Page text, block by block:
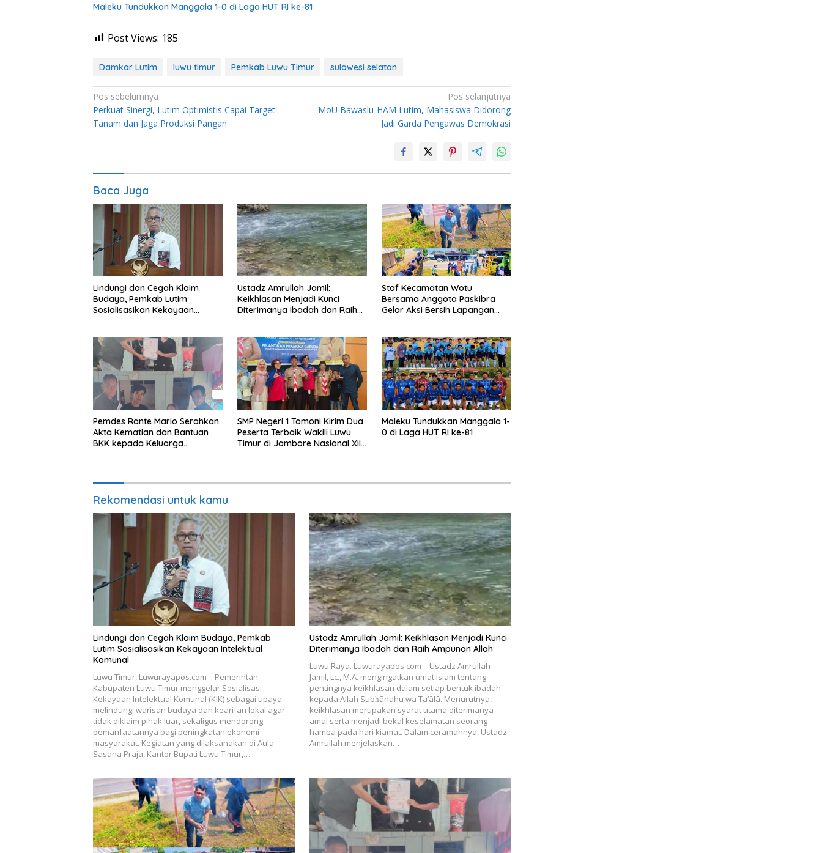
Maleku Tundukkan Manggala 1-0 di Laga HUT RI ke-81
Post Views: 185
Damkar Lutim luwu timur Pemkab Luwu Timur sulawesi selatan
Navigasi
pos
Pos sebelumnya
Perkuat Sinergi, Lutim Optimistis Capai Target
Tanam dan Jaga Produksi Pangan
Pos selanjutnya
MoU Bawaslu-HAM Lutim, Mahasiswa Didorong
Jadi Garda Pengawas Demokrasi
Baca Juga
Lindungi dan Cegah Klaim
Budaya, Pemkab Lutim
Sosialisasikan Kekayaan
Ustadz Amrullah Jamil:
Keikhlasan Menjadi Kunci
Diterimanya Ibadah dan Raih
Staf Kecamatan Wotu
Bersama Anggota Paskibra
Gelar Aksi Bersih Lapangan
Pemdes Rante Mario Serahkan
Akta Kematian dan Bantuan
BKK kepada Keluarga
SMP Negeri 1 Tomoni Kirim Dua
Peserta Terbaik Wakili Luwu
Timur di Jambore Nasional XII
Maleku Tundukkan Manggala 1-
0 di Laga HUT RI ke-81
Rekomendasi untuk kamu
Lindungi dan Cegah Klaim Budaya, Pemkab
Lutim Sosialisasikan Kekayaan Intelektual
Komunal
Luwu Timur, Luwurayapos.com – Pemerintah
Kabupaten Luwu Timur menggelar Sosialisasi
Kekayaan Intelektual Komunal (KIK) sebagai upaya
melindungi warisan budaya dan kearifan lokal agar
tidak diklaim pihak luar, sekaligus mendorong
pemanfaatannya bagi peningkatan ekonomi
masyarakat. Kegiatan yang dilaksanakan di Aula
Sasana Praja, Kantor Bupati Luwu Timur,…
Ustadz Amrullah Jamil: Keikhlasan Menjadi Kunci
Diterimanya Ibadah dan Raih Ampunan Allah
Luwu Raya. Luwurayapos.com – Ustadz Amrullah
Jamil, Lc., M.A. mengingatkan umat Islam tentang
pentingnya keikhlasan dalam setiap bentuk ibadah
kepada Allah Subḥānahu wa Ta’ālā. Menurutnya,
keikhlasan merupakan syarat utama diterimanya
amal serta menjadi bekal keselamatan seorang
hamba pada hari kiamat. Dalam ceramahnya, Ustadz
Amrullah menjelaskan…